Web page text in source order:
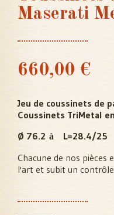
Maserati
660,00 €
Jeu de coussinets de
Coussinets TriMetal
Ø 76.2 à
L=28.4/25
Chacune de nos pièces
l'art et subit un